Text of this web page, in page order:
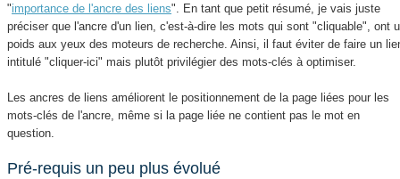
"importance de l'ancre des liens". En tant que petit résumé, je vais juste
préciser que l'ancre d'un lien, c'est-à-dire les mots qui sont "cliquable", ont
poids aux yeux des moteurs de recherche. Ainsi, il faut éviter de faire un
intitulé "cliquer-ici" mais plutôt privilégier des mots-clés à optimiser.
Les ancres de liens améliorent le positionnement de la page liées pour les
mots-clés de l'ancre, même si la page liée ne contient pas le mot en
question.
Pré-requis un peu plus évolué